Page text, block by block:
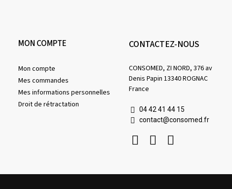
MON COMPTE
Mon compte
Mes commandes
Mes informations personnelles
Droit de rétractation
CONTACTEZ-NOUS
CONSOMED, ZI NORD, 376 av
Denis Papin 13340 ROGNAC
France
04 42 41 44 15
contact@consomed.fr